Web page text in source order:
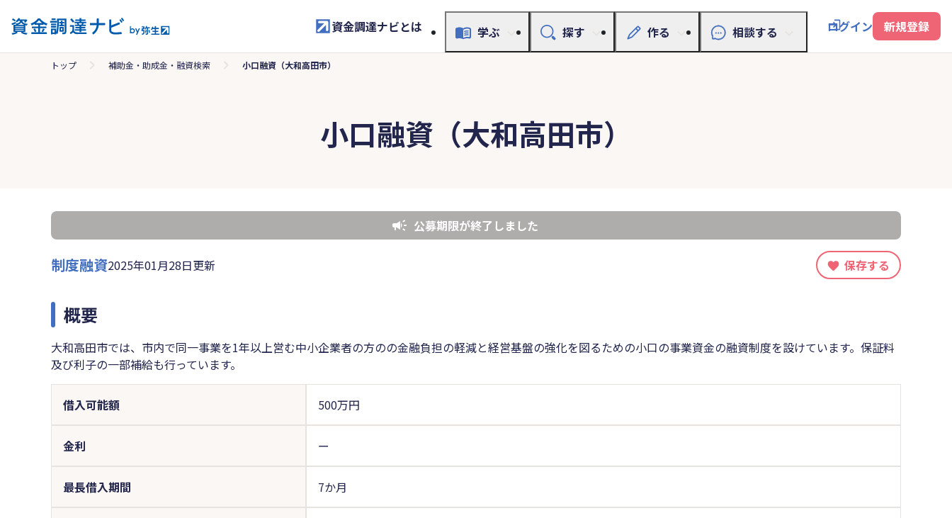
資金調達ナビとは 学ぶ 探す 作る 相談する ログイン 新規登録
トップ 補助金・助成金・融資検索 小口融資（大和高田市）
小口融資（大和高田市）
公募期限が終了しました
制度融資2025年01月28日更新 保存する
概要
大和高田市では、市内で同一事業を1年以上営む中小企業者の方のの金融負担の軽減と経営基盤の強化を図るための小口の事業資金の融資制度を設けています。保証料
及び利子の一部補給も行っています。
借入可能額 500万円
金利 ー
最長借入期間 7か月